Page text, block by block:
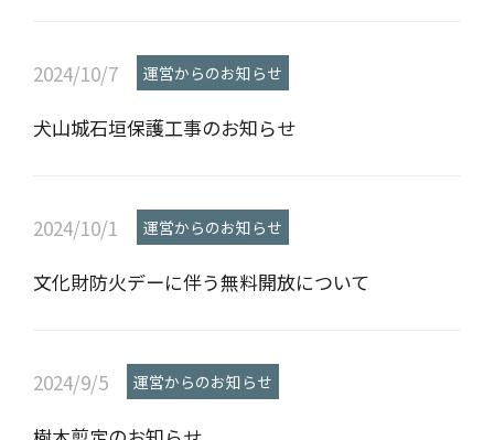
2024/10/7 運営からのお知らせ
犬山城石垣保護工事のお知らせ
2024/10/1 運営からのお知らせ
文化財防火デーに伴う無料開放について
2024/9/5 運営からのお知らせ